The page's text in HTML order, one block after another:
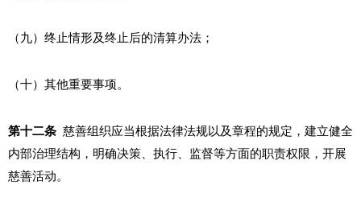
（九）终止情形及终止后的清算办法；
（十）其他重要事项。
第十二条 慈善组织应当根据法律法规以及章程的规定，建立健全
内部治理结构，明确决策、执行、监督等方面的职责权限，开展
慈善活动。